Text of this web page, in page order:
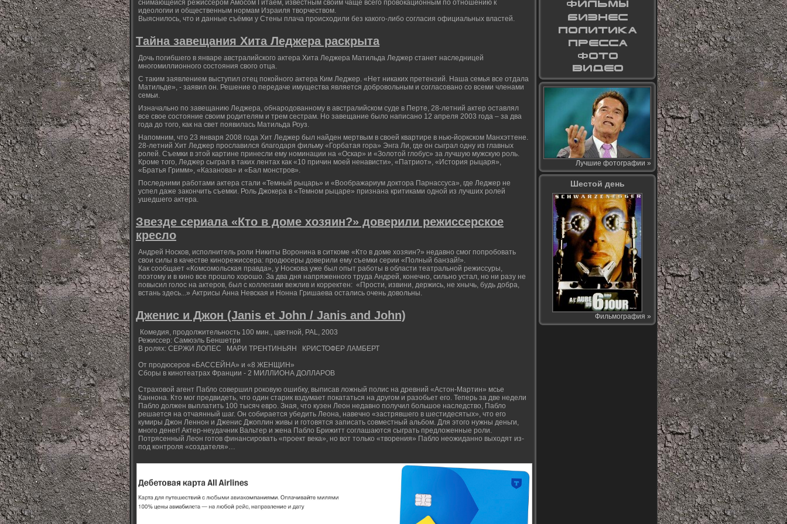
снимающейся режиссёром Амосом Гитаем, известным своим чаще всего провокационным по отношению к
идеологии и общественным нормам Израиля творчеством.
Выяснилось, что и данные съёмки у Стены плача происходили без какого-либо согласия официальных властей.
Тайна завещания Хита Леджера раскрыта
Дочь погибшего в январе австралийского актера Хита Леджера Матильда Леджер станет наследницей
многомиллионного состояния свого отца.
С таким заявлением выступил отец покойного актера Ким Леджер. «Нет никаких претензий. Наша семья все отдала
Матильде», - заявил он. Решение о передаче имущества является добровольным и согласовано со всеми членами
семьи.
Изначально по завещанию Леджера, обнародованному в австралийском суде в Перте, 28-летний актер оставлял
все свое состояние своим родителям и трем сестрам. Но завещание было написано 12 апреля 2003 года – за два
года до того, как на свет появилась Матильда Роуз.
Напомним, что 23 января 2008 года Хит Леджер был найден мертвым в своей квартире в нью-йоркском Манхэттене.
28-летний Хит Леджер прославился благодаря фильму «Горбатая гора» Энга Ли, где он сыграл одну из главных
ролей. Съемки в этой картине принесли ему номинации на «Оскар» и «Золотой глобус» за лучшую мужскую роль.
Кроме того, Леджер сыграл в таких лентах как «10 причин моей ненависти», «Патриот», «История рыцаря»,
«Братья Гримм», «Казанова» и «Бал монстров».
Последними работами актера стали «Темный рыцарь» и «Воображариум доктора Парнассуса», где Леджер не
успел даже закончить съемки. Роль Джокера в «Темном рыцаре» признана критиками одной из лучших ролей
ушедшего актера.
Звезде сериала «Кто в доме хозяин?» доверили режиссерское
кресло
Андрей Носков, исполнитель роли Никиты Воронина в ситкоме «Кто в доме хозяин?» недавно смог попробовать
свои силы в качестве кинорежиссера: продюсеры доверили ему съемки серии «Полный банзай!».
Как сообщает «Комсомольская правда», у Носкова уже был опыт работы в области театральной режиссуры,
поэтому и в кино все прошло хорошо. За два дня напряженного труда Андрей, конечно, сильно устал, но ни разу не
повысил голос на актеров, был с коллегами вежлив и корректен: «Прости, извини, держись, не хнычь, будь добра,
встань здесь...» Актрисы Анна Невская и Нонна Гришаева остались очень довольны.
Дженис и Джон (Janis et John / Janis and John)
Комедия, продолжительность 100 мин., цветной, PAL, 2003
Режиссер: Самюэль Беншетри
В ролях: СЕРЖИ ЛОПЕС МАРИ ТРЕНТИНЬЯН КРИСТОФЕР ЛАМБЕРТ
От продюсеров «БАССЕЙНА» и «8 ЖЕНЩИН»
Сборы в кинотеатрах Франции - 2 МИЛЛИОНА ДОЛЛАРОВ
Страховой агент Пабло совершил роковую ошибку, выписав ложный полис на древний «Астон-Мартин» мсье
Каннона. Кто мог предвидеть, что один старик вздумает покататься на другом и разобьет его. Теперь за две недели
Пабло должен выплатить 100 тысяч евро. Зная, что кузен Леон недавно получил большое наследство, Пабло
решается на отчаянный шаг. Он собирается убедить Леона, навечно «застрявшего в шестидесятых», что его
кумиры Джон Леннон и Дженис Джоплин живы и готовятся записать совместный альбом. Для этого нужны деньги,
много денег! Актер-неудачник Вальтер и жена Пабло Брижитт соглашаются сыграть предложенные роли.
Потрясенный Леон готов финансировать «проект века», но вот только «творения» Пабло неожиданно выходят из-
под контроля «создателя»…
Лучшие фотографии »
Шестой день
Фильмография »